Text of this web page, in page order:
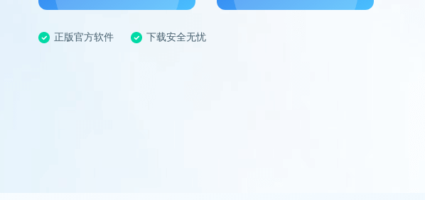
正版官方软件 下载安全无忧